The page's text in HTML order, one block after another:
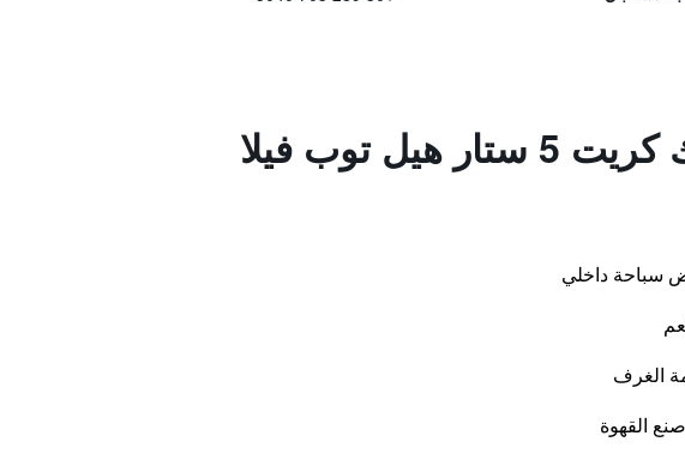
المزايا ووسائل الراحة في ذا نوفيريان سينيك كريت 5 ستار هيل توب فيلا
سباحة داخلي
الغرف
القهوة